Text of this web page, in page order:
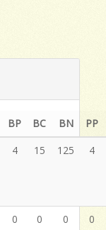
BP BC BN
PP
4 15 125 4
0 0 0 0